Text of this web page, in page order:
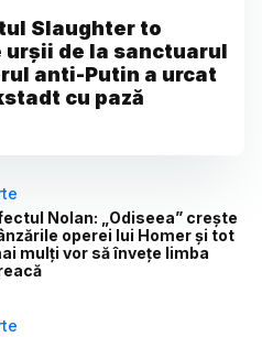
Slaughter to
de la sanctuarul
anti-Putin a urcat
cu pază
Nolan: „Odiseea” crește
operei lui Homer și tot
mulți vor să învețe limba